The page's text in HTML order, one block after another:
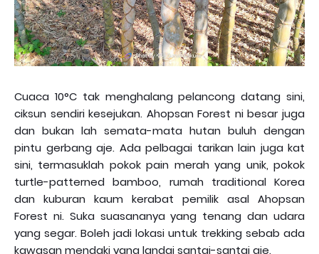
Cuaca 10°C tak menghalang pelancong datang sini,
ciksun sendiri kesejukan. Ahopsan Forest ni besar juga
dan bukan lah semata-mata hutan buluh dengan
pintu gerbang aje. Ada pelbagai tarikan lain juga kat
sini, termasuklah pokok pain merah yang unik, pokok
turtle-patterned bamboo, rumah traditional Korea
dan kuburan kaum kerabat pemilik asal Ahopsan
Forest ni. Suka suasananya yang tenang dan udara
yang segar. Boleh jadi lokasi untuk trekking sebab ada
kawasan mendaki yang landai santai-santai aje.